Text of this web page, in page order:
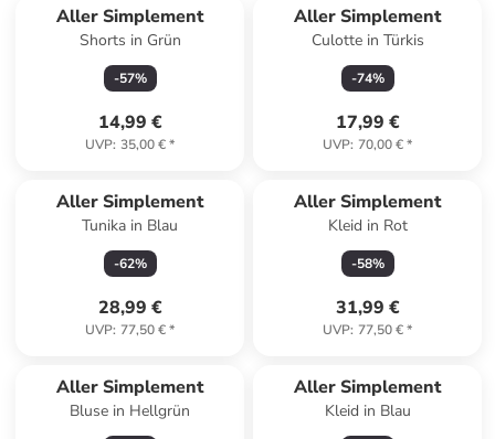
Aller Simplement
Shorts in Grün
-57%
14,99 €
UVP: 35,00 €*
Aller Simplement
Culotte in Türkis
-74%
17,99 €
UVP: 70,00 €*
Aller Simplement
Tunika in Blau
-62%
28,99 €
UVP: 77,50 €*
Aller Simplement
Kleid in Rot
-58%
31,99 €
UVP: 77,50 €*
Aller Simplement
Bluse in Hellgrün
Aller Simplement
Kleid in Blau